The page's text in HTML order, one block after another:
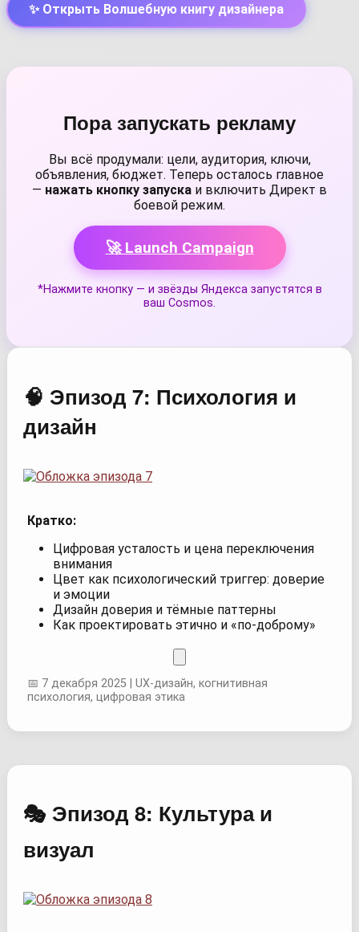
✨ Открыть Волшебную книгу дизайнера
Пора запускать рекламу
Вы всё продумали: цели, аудитория, ключи,
объявления, бюджет. Теперь осталось главное
— нажать кнопку запуска и включить Директ в
боевой режим.
🚀 Launch Campaign
*Нажмите кнопку — и звёзды Яндекса запустятся в
ваш Cosmos.
🧠 Эпизод 7: Психология и
дизайн
Кратко:
Цифровая усталость и цена переключения
внимания
Цвет как психологический триггер: доверие
и эмоции
Дизайн доверия и тёмные паттерны
Как проектировать этично и «по-доброму»
📅 7 декабря 2025 | UX-дизайн, когнитивная
психология, цифровая этика
🎭 Эпизод 8: Культура и
визуал